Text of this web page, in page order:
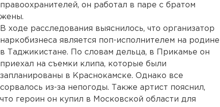
правоохранителей, он работал в паре с братом
жены.
В ходе расследования выяснилось, что организатор
наркобизнеса является поп-исполнителем на родине
в Таджикистане. По словам дельца, в Прикамье он
приехал на съемки клипа, которые были
запланированы в Краснокамске. Однако все
сорвалось из-за непогоды. Также артист пояснил,
что героин он купил в Московской области для